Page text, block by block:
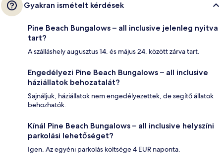
Gyakran ismételt kérdések
Pine Beach Bungalows – all inclusive jelenleg nyitva
tart?
A szálláshely augusztus 14. és május 24. között zárva tart.
Engedélyezi Pine Beach Bungalows – all inclusive
háziállatok behozatalát?
Sajnáljuk, háziállatok nem engedélyezettek, de segítő állatok
behozhatók.
Kínál Pine Beach Bungalows – all inclusive helyszíni
parkolási lehetőséget?
Igen. Az egyéni parkolás költsége 4 EUR naponta.